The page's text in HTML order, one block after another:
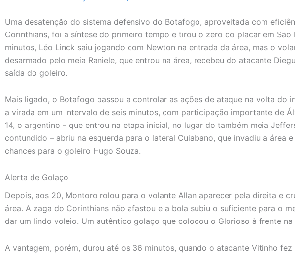
Uma desatenção do sistema defensivo do Botafogo, aproveitada com
Corinthians, foi a síntese do primeiro tempo e tirou o zero do placar em São
minutos, Léo Linck saiu jogando com Newton na entrada da área, mas o
desarmado pelo meia Raniele, que entrou na área, recebeu do atacante
saída do goleiro.
Mais ligado, o Botafogo passou a controlar as ações de ataque na volta do
a virada em um intervalo de seis minutos, com participação importante de
14, o argentino – que entrou na etapa inicial, no lugar do também meia
contundido – abriu na esquerda para o lateral Cuiabano, que invadiu a área
chances para o goleiro Hugo Souza.
Alerta de Golaço
Depois, aos 20, Montoro rolou para o volante Allan aparecer pela direita e
área. A zaga do Corinthians não afastou e a bola subiu o suficiente para o
dar um lindo voleio. Um autêntico golaço que colocou o Glorioso à frente na
A vantagem, porém, durou até os 36 minutos, quando o atacante Vitinho fez